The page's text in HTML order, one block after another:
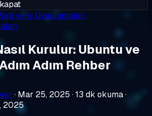
kapat
ve İş Uygulamaları
Kurulur: Ubuntu ve
Adım Rehber
· Mar 25, 2025 ·13 dk okuma·
2025